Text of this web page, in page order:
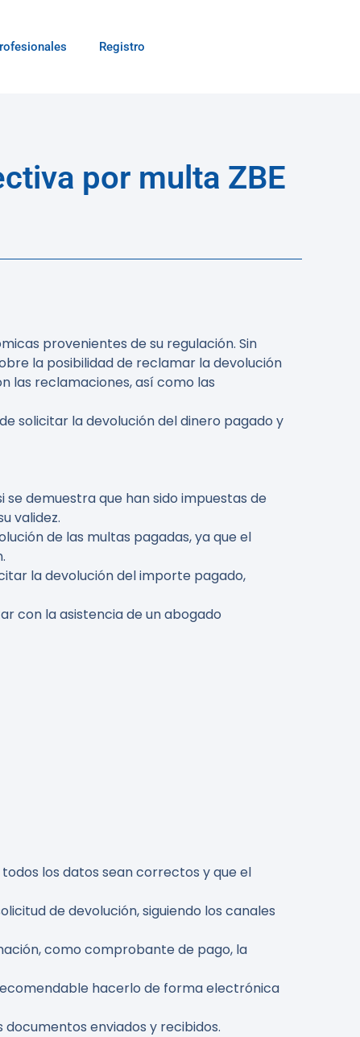
Registro
por multa ZBE
provenientes de su regulación. Sin
la posibilidad de reclamar la devolución
las reclamaciones, así como las
solicitar la devolución del dinero pagado y
se demuestra que han sido impuestas de
validez.
de las multas pagadas, ya que el
la devolución del importe pagado,
con la asistencia de un abogado
los datos sean correctos y que el
de devolución, siguiendo los canales
como comprobante de pago, la
hacerlo de forma electrónica
enviados y recibidos.